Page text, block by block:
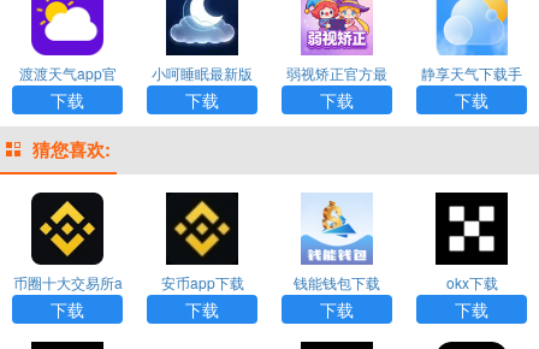
渡渡天气app官
方下载
下载
小呵睡眠最新版
安卓版
下载
弱视矫正官方最
新版
下载
静享天气下载手
机版
下载
猜您喜欢:
币圈十大交易所a
pp下载
下载
安币app下载
下载
钱能钱包下载
下载
okx下载
下载